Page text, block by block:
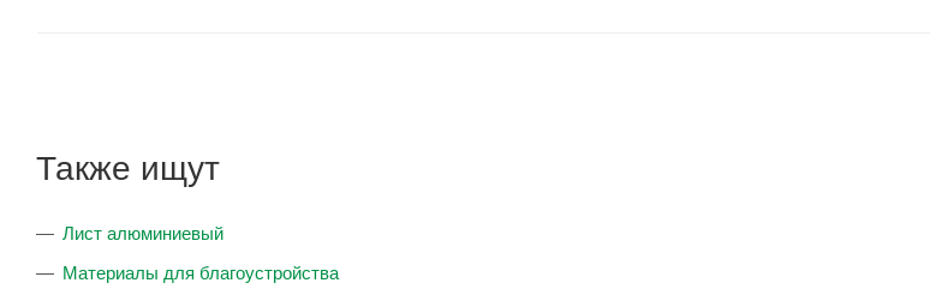
Также ищут
Лист алюминиевый
Материалы для благоустройства